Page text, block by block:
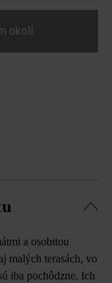
okolí
a osobitou
malých terasách, vo
iba pochôdzne. Ich